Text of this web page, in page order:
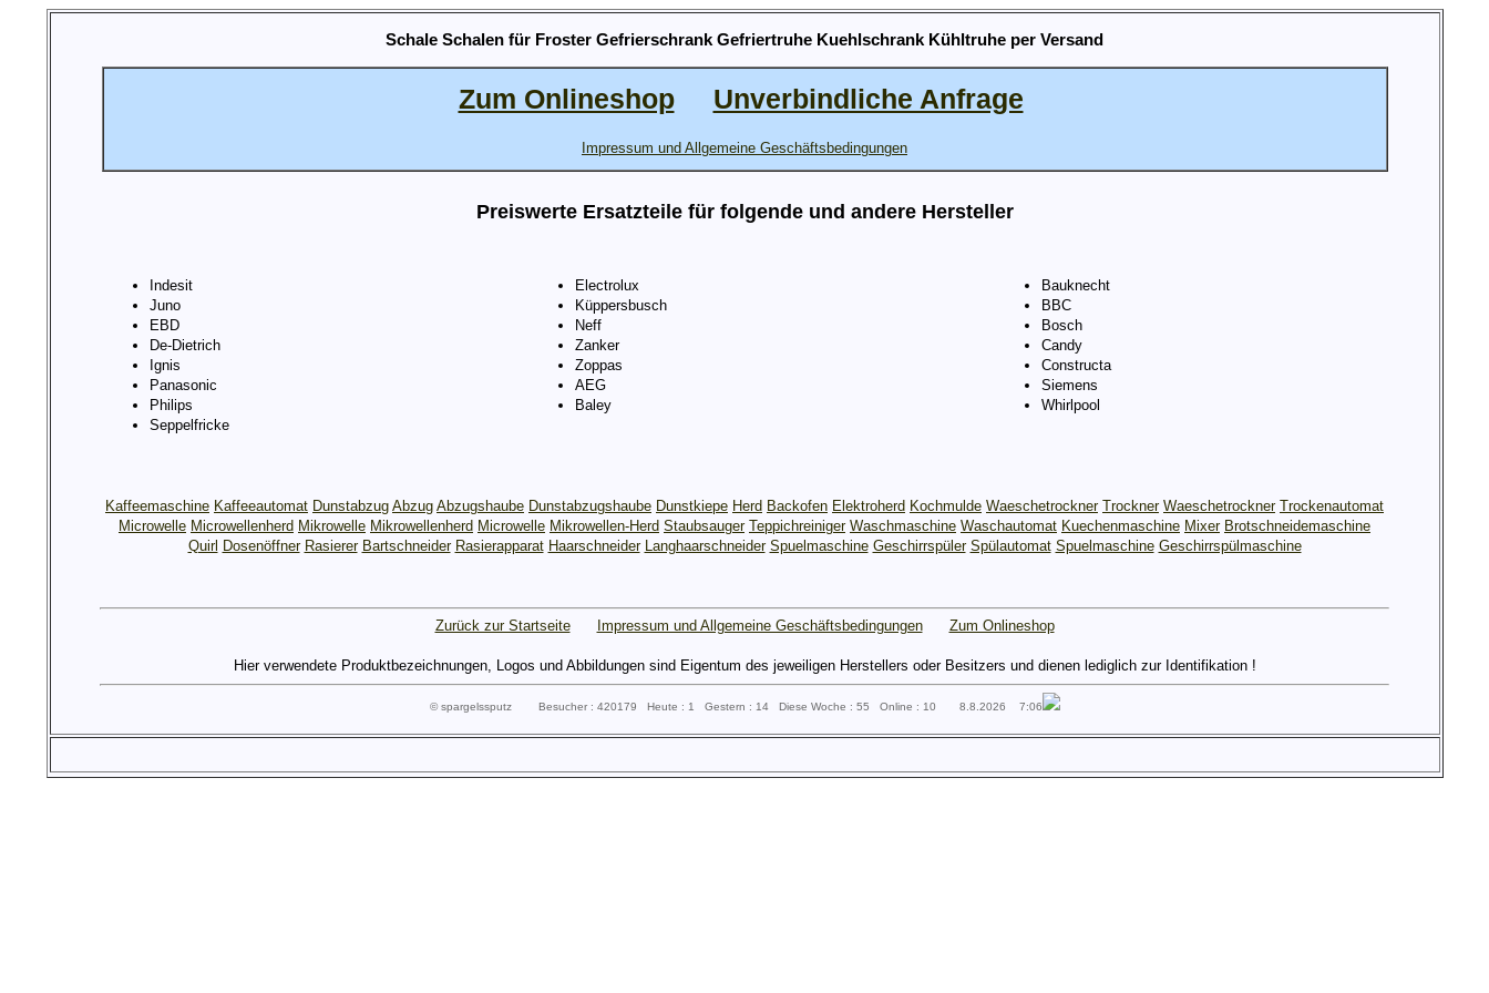
Schale Schalen für Froster Gefrierschrank Gefriertruhe Kuehlschrank Kühltruhe per Versand
Zum Onlineshop Unverbindliche Anfrage
Impressum und Allgemeine Geschäftsbedingungen
Preiswerte Ersatzteile für folgende und andere Hersteller
Indesit
Juno
EBD
De-Dietrich
Ignis
Panasonic
Philips
Seppelfricke
Electrolux
Küppersbusch
Neff
Zanker
Zoppas
AEG
Baley
Bauknecht
BBC
Bosch
Candy
Constructa
Siemens
Whirlpool
Kaffeemaschine Kaffeeautomat Dunstabzug Abzug Abzugshaube Dunstabzugshaube Dunstkiepe Herd Backofen Elektroherd Kochmulde Waeschetrockner Trockner Waeschetrockner Trockenautomat
Microwelle Microwellenherd Mikrowelle Mikrowellenherd Microwelle Mikrowellen-Herd Staubsauger Teppichreiniger Waschmaschine Waschautomat Kuechenmaschine Mixer Brotschneidemaschine
Quirl Dosenöffner Rasierer Bartschneider Rasierapparat Haarschneider Langhaarschneider Spuelmaschine Geschirrspüler Spülautomat Spuelmaschine Geschirrspülmaschine
Zurück zur Startseite Impressum und Allgemeine Geschäftsbedingungen Zum Onlineshop
Hier verwendete Produktbezeichnungen, Logos und Abbildungen sind Eigentum des jeweiligen Herstellers oder Besitzers und dienen lediglich zur Identifikation !
© spargelssputz Besucher : 420179 Heute : 1 Gestern : 14 Diese Woche : 55 Online : 10 8.8.2026 7:06